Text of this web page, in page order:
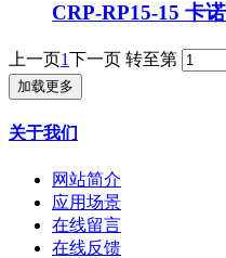
CRP-RP15-15 卡
上一页1下一页 转至第
加载更多
关于我们
网站简介
应用场景
在线留言
在线反馈